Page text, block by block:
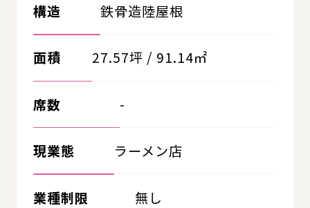
構造 鉄骨造陸屋根
面積 27.57坪 / 91.14㎡
席数 -
現業態 ラーメン店
業種制限 無し